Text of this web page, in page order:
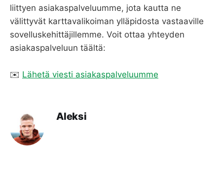
liittyen asiakaspalveluumme, jota kautta ne
välittyvät karttavalikoiman ylläpidosta vastaaville
sovelluskehittäjillemme. Voit ottaa yhteyden
asiakaspalveluun täältä:
✉️ Lähetä viesti asiakaspalveluumme
Aleksi